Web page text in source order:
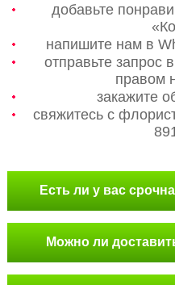
добавьте
напишите нам в
отправьте запрос
правом
закажите
свяжитесь с
Есть ли у вас
Можно ли